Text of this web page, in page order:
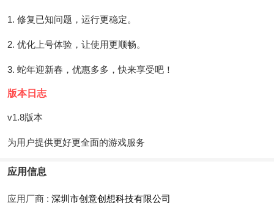
1. 修复已知问题，运行更稳定。
2. 优化上号体验，让使用更顺畅。
3. 蛇年迎新春，优惠多多，快来享受吧！
版本日志
v1.8版本
为用户提供更好更全面的游戏服务
应用信息
应用厂商 : 深圳市创意创想科技有限公司